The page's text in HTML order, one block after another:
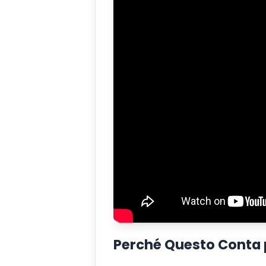
Perché Questo Conta